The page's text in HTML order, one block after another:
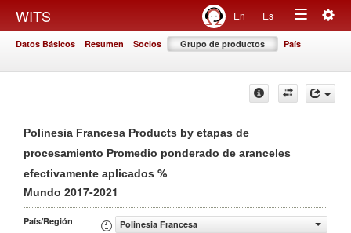
WITS En Es
Toggle
Datos Básicos Resumen Socios Grupo de productos País
Polinesia Francesa Products by etapas de
procesamiento Promedio ponderado de aranceles
efectivamente aplicados %
Mundo 2017-2021
País/Región
Polinesia Francesa